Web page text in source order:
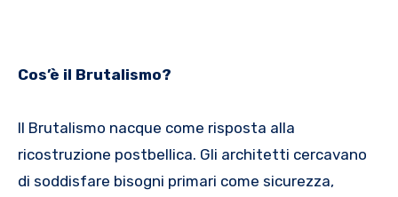
Cos’è il Brutalismo?
Il Brutalismo nacque come risposta alla
ricostruzione postbellica. Gli architetti cercavano
di soddisfare bisogni primari come sicurezza,